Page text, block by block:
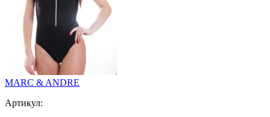
MARC & ANDRE
Артикул: